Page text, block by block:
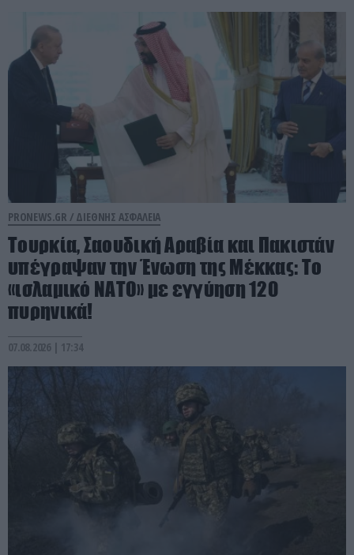
PRONEWS.GR / ΔΙΕΘΝΗΣ ΑΣΦΑΛΕΙΑ
Τουρκία, Σαουδική Αραβία και Πακιστάν
υπέγραψαν την Ένωση της Μέκκας: Το
«ισλαμικό ΝΑΤΟ» με εγγύηση 120
πυρηνικά!
07.08.2026 | 17:34